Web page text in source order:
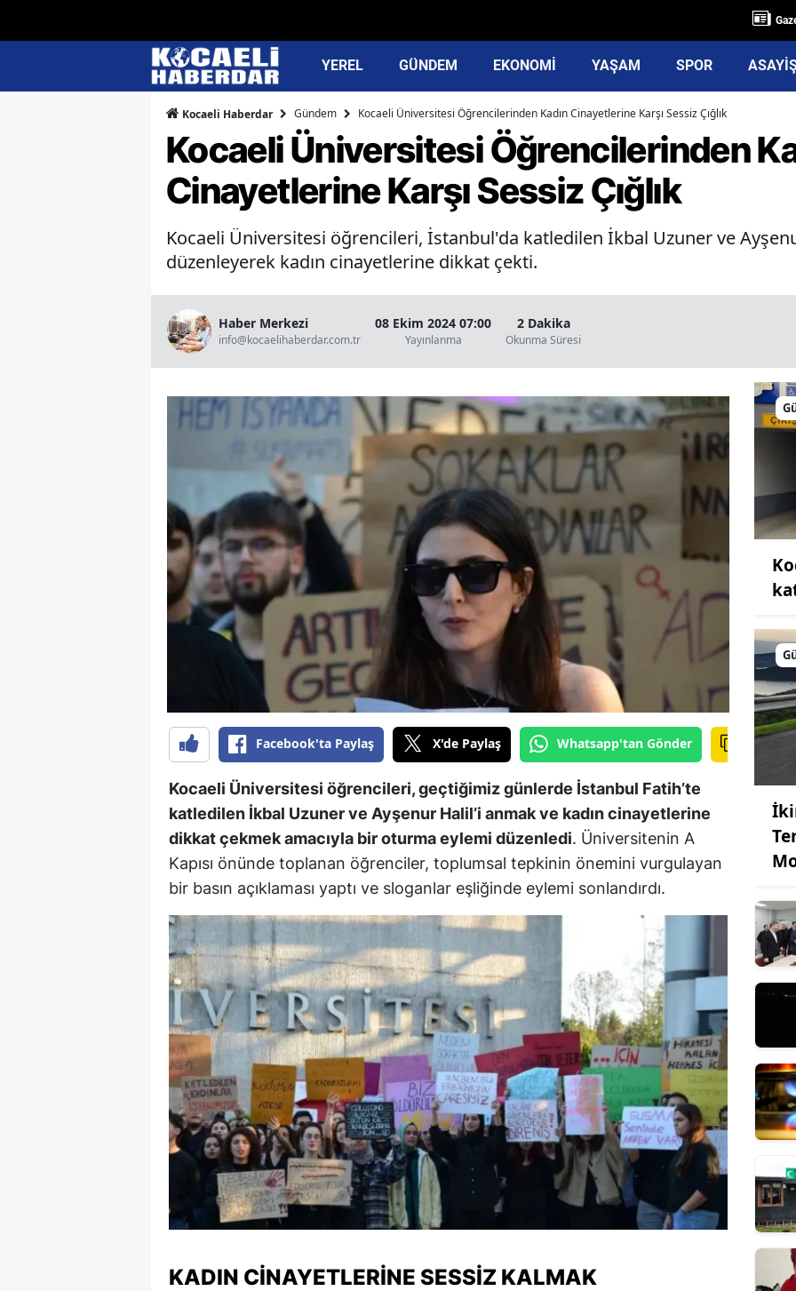
YEREL GÜNDEM EKONOMİ YAŞAM SPOR
Kocaeli Haberdar Gündem Kocaeli Üniversitesi Öğrencilerinden Kadın Cinayetlerine Karşı Sessiz Çığlık
Kocaeli Üniversitesi Öğrencilerinden
Cinayetlerine Karşı Sessiz Çığlık
Kocaeli Üniversitesi öğrencileri, İstanbul'da katledilen İkbal Uzuner ve
düzenleyerek kadın cinayetlerine dikkat çekti.
Haber Merkezi
info@kocaelihaberdar.com.tr
08 Ekim 2024 07:00
Yayınlanma
2 Dakika
Okunma Süresi
Facebook'ta Paylaş X'de Paylaş Whatsapp'tan Gönder
Kocaeli Üniversitesi öğrencileri, geçtiğimiz günlerde İstanbul Fatih’te
katledilen İkbal Uzuner ve Ayşenur Halil’i anmak ve kadın cinayetlerine
dikkat çekmek amacıyla bir oturma eylemi düzenledi. Üniversitenin A
Kapısı önünde toplanan öğrenciler, toplumsal tepkinin önemini vurgulayan
bir basın açıklaması yaptı ve sloganlar eşliğinde eylemi sonlandırdı.
KADIN CINAYETLERINE SESSIZ KALMAK